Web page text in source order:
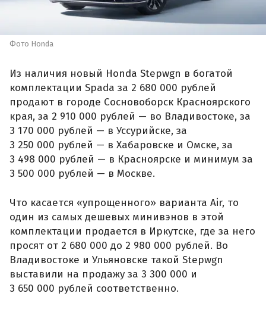
Фото Honda
Из наличия новый Honda Stepwgn в богатой
комплектации Spada за 2 680 000 рублей
продают в городе Сосновоборск Красноярского
края, за 2 910 000 рублей — во Владивостоке, за
3 170 000 рублей — в Уссурийске, за
3 250 000 рублей — в Хабаровске и Омске, за
3 498 000 рублей — в Красноярске и минимум за
3 500 000 рублей — в Москве.
Что касается «упрощенного» варианта Air, то
один из самых дешевых минивэнов в этой
комплектации продается в Иркутске, где за него
просят от 2 680 000 до 2 980 000 рублей. Во
Владивостоке и Ульяновске такой Stepwgn
выставили на продажу за 3 300 000 и
3 650 000 рублей соответственно.